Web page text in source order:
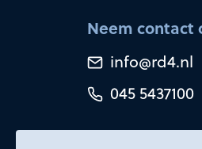
Neem contact
info@rd4.nl
045 5437100